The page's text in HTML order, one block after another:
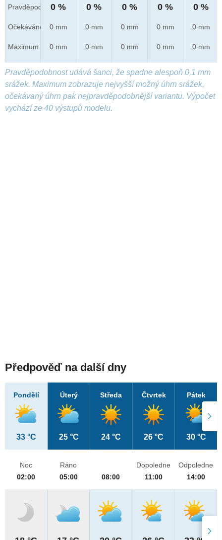
Pravděpod.
Očekáváno
Maximum
0 %
0 mm
0 mm
0 %
0 mm
0 mm
0 %
0 mm
0 mm
0 %
0 mm
0 mm
0 %
0 mm
0 mm
Pravděpodobnost udává šanci, že spadne alespoň 0,1 mm
srážek. Maximum zobrazuje nejvyšší možný úhrn srážek,
očekávaný úhrn pak nejpravděpodobnější variantu. Výpočet
vychází ze 40 výstupů modelu.
Předpověď na další dny
Pondělí
33 °C
Úterý
25 °C
Středa
24 °C
Čtvrtek
26 °C
Pátek
30 °C
Noc
02:00
Ráno
05:00
08:00
Dopoledne
11:00
Odpoledne
14:00